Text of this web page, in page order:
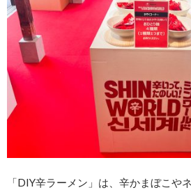
「DIY辛ラーメン」は、辛かまぼこや